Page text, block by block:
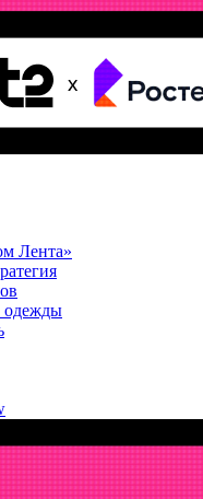
Лента»
одежды